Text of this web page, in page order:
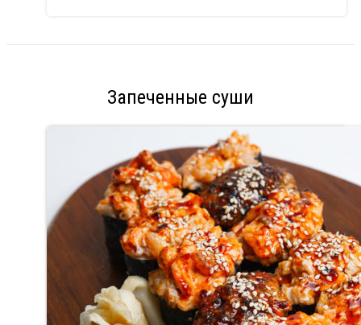
Запеченные суши